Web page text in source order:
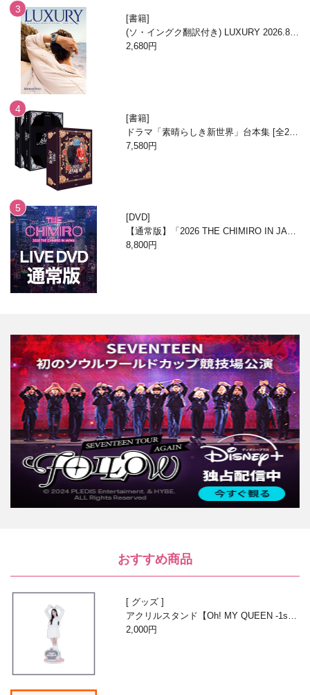
書籍
(ソ・イングク翻訳付き) LUXURY 2026.8月
号
2,680円
書籍
ドラマ「素晴らしき新世界」台本集 [全2
巻/ブックケースエディション]
7,580円
DVD
【通常版】「2026 THE CHIMIRO IN JAPA
N」DVD
8,800円
おすすめ商品
グッズ
アクリルスタンド【Oh! MY QUEEN -1st A
nniversary with Beans-】
2,000円